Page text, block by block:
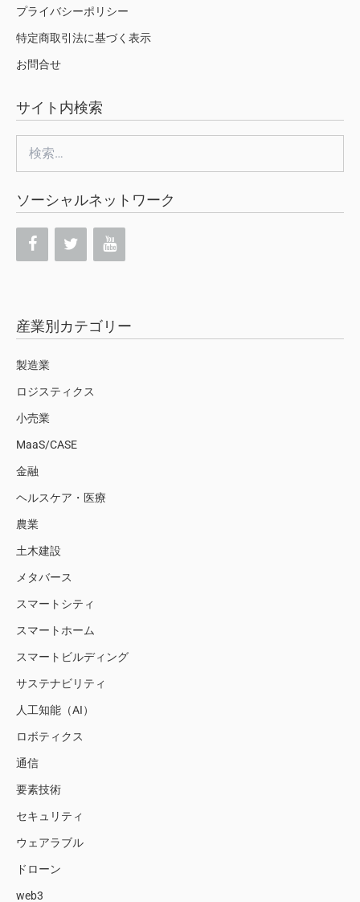
プライバシーポリシー
特定商取引法に基づく表示
お問合せ
サイト内検索
索:
ソーシャルネットワーク
産業別カテゴリー
製造業
ロジスティクス
小売業
MaaS/CASE
金融
ヘルスケア・医療
農業
土木建設
メタバース
スマートシティ
スマートホーム
スマートビルディング
サステナビリティ
人工知能（AI）
ロボティクス
通信
要素技術
セキュリティ
ウェアラブル
ドローン
web3